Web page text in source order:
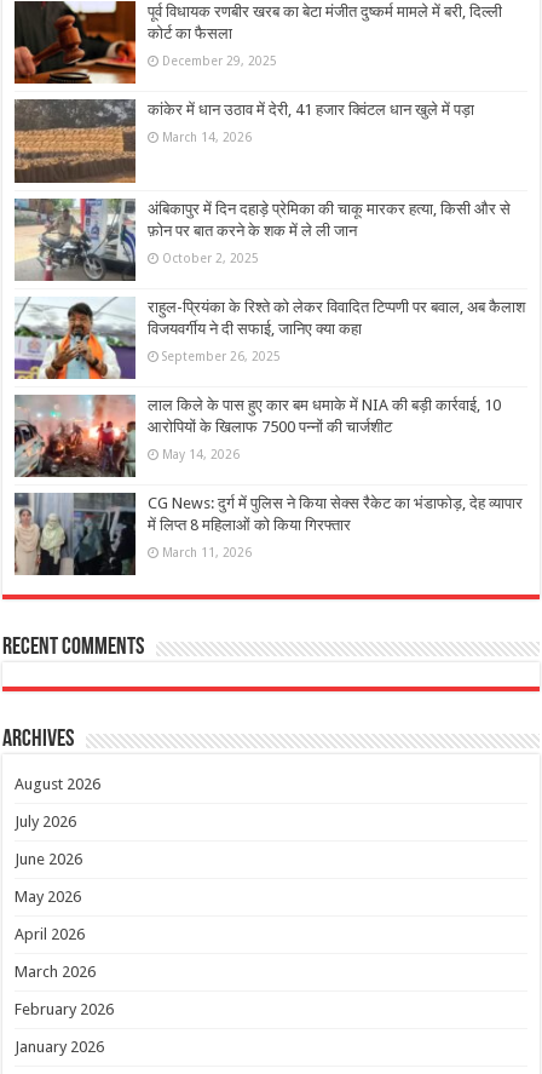
पूर्व विधायक रणबीर खरब का बेटा मंजीत दुष्कर्म मामले में बरी, दिल्ली
कोर्ट का फैसला
December 29, 2025
कांकेर में धान उठाव में देरी, 41 हजार क्विंटल धान खुले में पड़ा
March 14, 2026
अंबिकापुर में दिन दहाड़े प्रेमिका की चाकू मारकर हत्या, किसी और से
फ़ोन पर बात करने के शक में ले ली जान
October 2, 2025
राहुल-प्रियंका के रिश्ते को लेकर विवादित टिप्पणी पर बवाल, अब कैलाश
विजयवर्गीय ने दी सफाई, जानिए क्या कहा
September 26, 2025
लाल किले के पास हुए कार बम धमाके में NIA की बड़ी कार्रवाई, 10
आरोपियों के खिलाफ 7500 पन्नों की चार्जशीट
May 14, 2026
CG News: दुर्ग में पुलिस ने किया सेक्स रैकेट का भंडाफोड़, देह व्‍यापार
में लिप्‍त 8 महिलाओं को किया गिरफ्तार
March 11, 2026
Recent Comments
Archives
August 2026
July 2026
June 2026
May 2026
April 2026
March 2026
February 2026
January 2026